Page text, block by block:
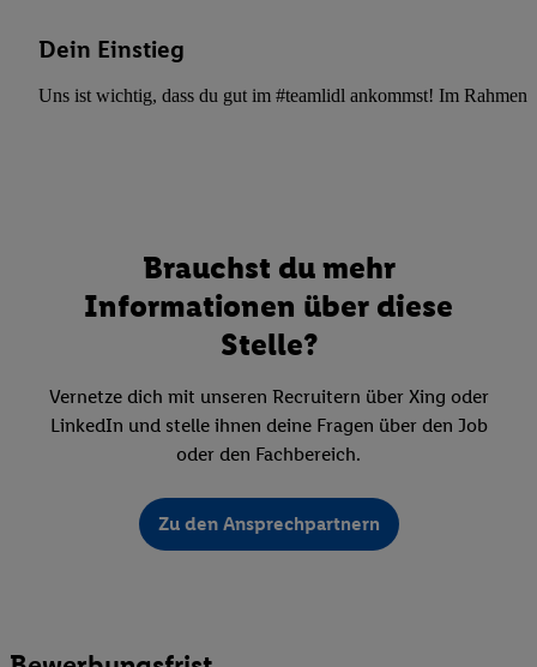
Dein Einstieg
Uns ist wichtig, dass du gut im #teamlidl ankommst! Im Rahmen
Brauchst du mehr
Informationen über diese
Stelle?
Vernetze dich mit unseren Recruitern über Xing oder
LinkedIn und stelle ihnen deine Fragen über den Job
oder den Fachbereich.
Zu den Ansprechpartnern